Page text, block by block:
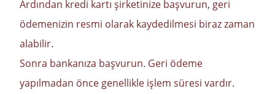
Ardından kredi kartı şirketinize başvurun, geri
ödemenizin resmi olarak kaydedilmesi biraz zaman
alabilir.
Sonra bankanıza başvurun. Geri ödeme
yapılmadan önce genellikle işlem süresi vardır.